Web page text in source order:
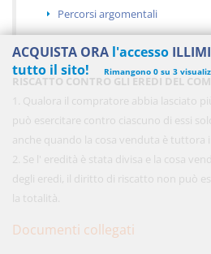
Percorsi argomentali
RISCATTO CONTRO GLI EREDI DEL
1. Qualora il compratore abbia lasciato
può esercitare contro ciascuno di essi
anche quando la cosa venduta è tuttora
2. Se l' eredità è stata divisa e la cosa
degli eredi, il diritto di riscatto non può
la totalità.
Documenti collegati
ACQUISTA ORA l'accesso
tutto il sito!
Rimangono 0 su 3
450,00 €
anziché570.00€,
Acquista ora